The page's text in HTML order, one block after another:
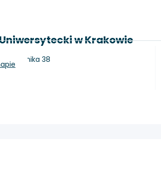
w Krakowie
Kopernika 38